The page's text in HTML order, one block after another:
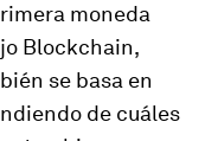
moneda
Blockchain,
se basa en
de cuáles